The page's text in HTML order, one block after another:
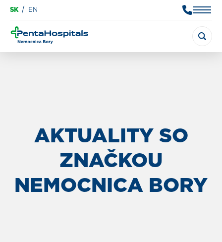
SK EN
AKTUALITY SO
ZNAČKOU
NEMOCNICA BORY